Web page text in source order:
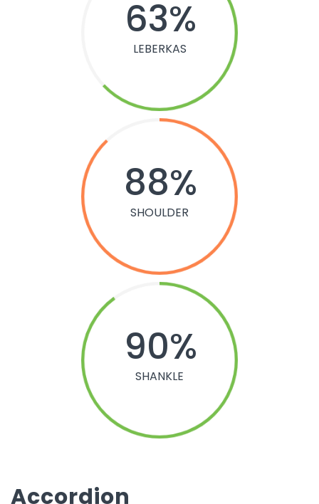
63
LEBERKAS
88
SHOULDER
90
SHANKLE
Accordion